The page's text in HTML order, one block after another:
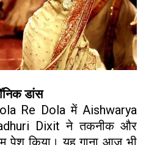
डांस
Re Dola में Aishwarya
Dixit ने तकनीक और